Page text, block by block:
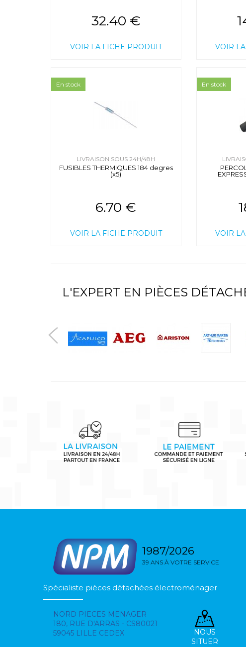
32.40 €
VOIR LA FICHE PRODUIT VOIR
LIVRAISON SOUS 24H/48H
FUSIBLES THERMIQUES 184 degres
(x5)
6.70 €
VOIR LA FICHE PRODUIT
En stock
VOIR
En stock
L'EXPERT EN PIÈCES
1987/2026
39 ANS À VOTRE SERVICE
Spécialiste pièces détachées électroménager
NORD PIECES MENAGER
180, RUE D'ARRAS - CS80021
59045 LILLE CEDEX
NOUS
SITUER